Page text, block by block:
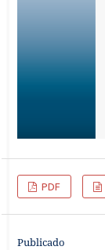
PDF
Publicado